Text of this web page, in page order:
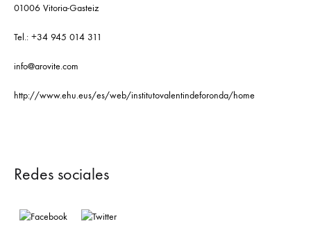
01006 Vitoria-Gasteiz
Tel.: +34 945 014 311
info@arovite.com
http://www.ehu.eus/es/web/institutovalentindeforonda/home
Redes sociales